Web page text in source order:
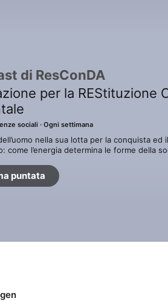
di ResConDA
per la REStituzione
sociali Ogni settimana
nella sua lotta per la conquista
come l’energia determina le forme della
puntata